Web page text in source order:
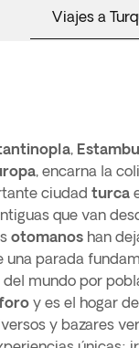
Viajes a
,
, encarna la
ciudad turca
que van
otomanos han
una parada
mundo por
y es el hogar
y bazares